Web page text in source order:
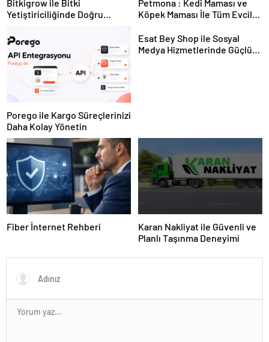
Bitkigrow ile Bitki
Yetiştiriciliğinde Doğru
Petmona : Kedi Maması ve
Köpek Maması İle Tüm Evcil
Porego ile Kargo Süreçlerinizi
Daha Kolay Yönetin
Esat Bey Shop ile Sosyal
Medya Hizmetlerinde Güçlü
Fiber İnternet Rehberi
Karan Nakliyat ile Güvenli ve
Planlı Taşınma Deneyimi